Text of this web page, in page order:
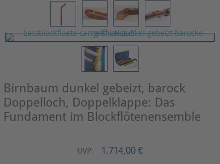
Birnbaum dunkel gebeizt, barock
Doppelloch, Doppelklappe: Das
Fundament im Blockflötenensemble
UVP: 1.714,00 €